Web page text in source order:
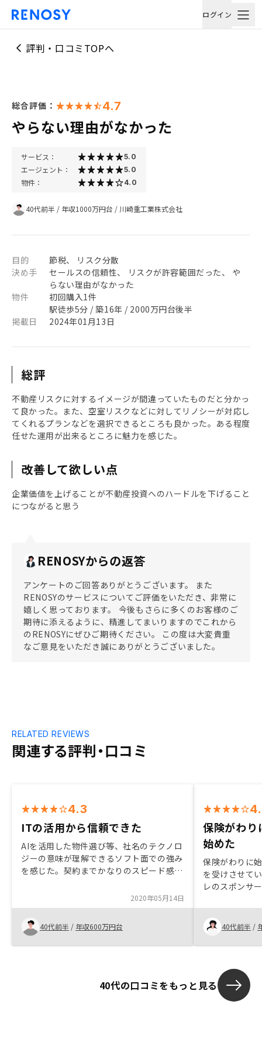
ログイン
評判・口コミTOPへ
総合評価： 4.7
やらない理由がなかった
サービス： 5.0
エージェント： 5.0
物件： 4.0
40代前半 / 年収1000万円台 / 川崎重工業株式会社
目的
節税、 リスク分散
決め手
セールスの信頼性、 リスクが許容範囲だった、 や
らない理由がなかった
物件
初回購入1件
駅徒歩5分 / 築16年 / 2000万円台後半
掲載日
2024年01月13日
総評
不動産リスクに対するイメージが間違っていたものだと分かっ
て良かった。また、空室リスクなどに対してリノシーが対応し
てくれるプランなどを選択できるところも良かった。ある程度
任せた運用が出来るところに魅力を感じた。
改善して欲しい点
企業価値を上げることが不動産投資へのハードルを下げること
につながると思う
RENOSYからの返答
アンケートのご回答ありがとうございます。 また
RENOSYのサービスについてご評価をいただき、非常に
嬉しく思っております。 今後もさらに多くのお客様のご
期待に添えるように、精進してまいりますのでこれから
のRENOSYにぜひご期待ください。 この度は大変貴重
なご意見をいただき誠にありがとうございました。
関連する評判・口コミ
RELATED REVIEWS
4.3
ITの活用から信頼できた
AIを活用した物件選び等、社名のテクノロ
ジーの意味が理解できるソフト面での強み
を感じた。契約までかなりのスピード感を
隙を与えないといった感じだった2020年05月14日
40代前半 / 年収600万円台
保険がわり
始めた
保険がわりに
を受けさせて
レのスポンサ
も丁寧にご説
ることができ
40代前半 /
40代の口コミをもっと見る